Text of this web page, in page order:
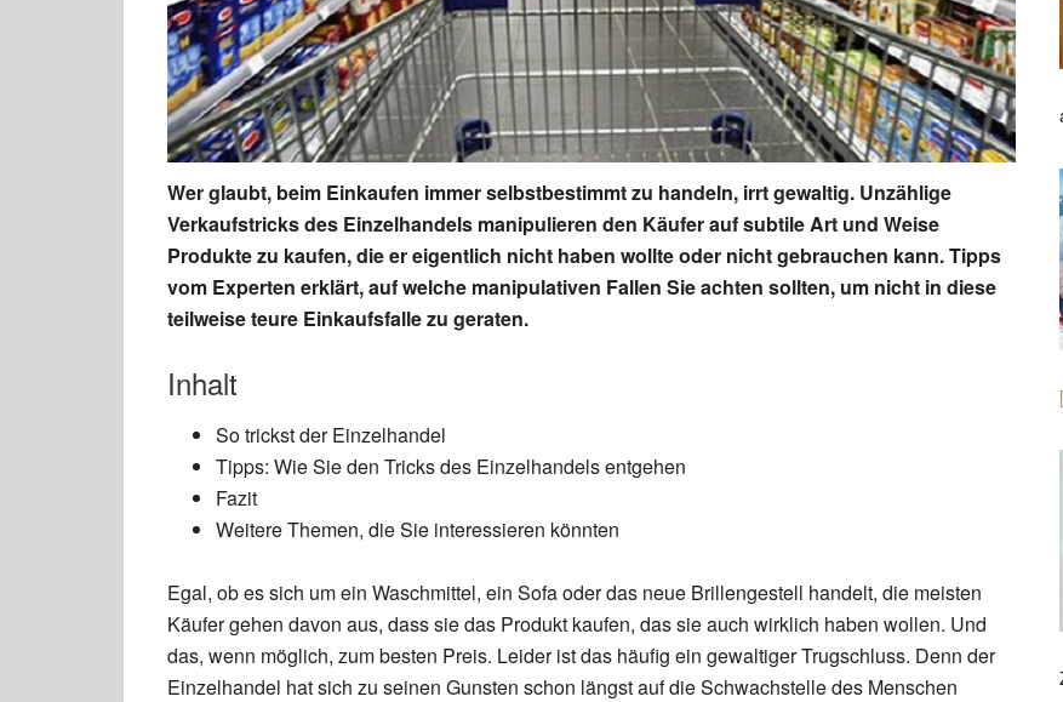
Wer glaubt, beim Einkaufen immer selbstbestimmt zu handeln, irrt gewaltig. Unzählige
Verkaufstricks des Einzelhandels manipulieren den Käufer auf subtile Art und Weise
Produkte zu kaufen, die er eigentlich nicht haben wollte oder nicht gebrauchen kann. Tipps
vom Experten erklärt, auf welche manipulativen Fallen Sie achten sollten, um nicht in diese
teilweise teure Einkaufsfalle zu geraten.
Inhalt
So trickst der Einzelhandel
Tipps: Wie Sie den Tricks des Einzelhandels entgehen
Fazit
Weitere Themen, die Sie interessieren könnten
Egal, ob es sich um ein Waschmittel, ein Sofa oder das neue Brillengestell handelt, die meisten
Käufer gehen davon aus, dass sie das Produkt kaufen, das sie auch wirklich haben wollen. Und
das, wenn möglich, zum besten Preis. Leider ist das häufig ein gewaltiger Trugschluss. Denn der
Einzelhandel hat sich zu seinen Gunsten schon längst auf die Schwachstelle des Menschen